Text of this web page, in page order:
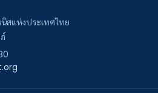
สแห่งประเทศไทย